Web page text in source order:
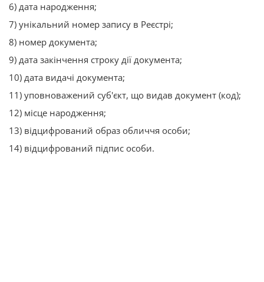
6) дата народження;
7) унікальний номер запису в Реєстрі;
8) номер документа;
9) дата закінчення строку дії документа;
10) дата видачі документа;
11) уповноважений суб'єкт, що видав документ (код);
12) місце народження;
13) відцифрований образ обличчя особи;
14) відцифрований підпис особи.